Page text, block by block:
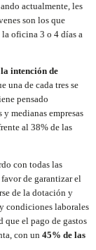
actualmente, les
son los que
la oficina 3 o 4 días a
intención de
una de cada tres se
pensado
medianas empresas
al 38% de las
con todas las
de garantizar el
de la dotación y
condiciones laborales
que el pago de gastos
con un 45% de las